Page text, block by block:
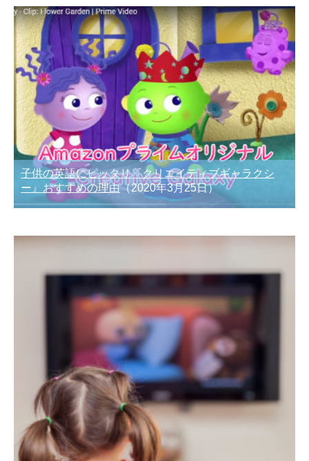
子供の英語にピッタリ『クリエイティブギャラクシ
ー』おすすめの理由（2020年3月25日）